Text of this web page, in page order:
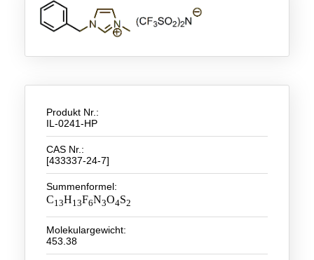
Ionische Flüssigkeiten
3M Products & IoLiTherm
F&E-Dienstleistungen
Neue Produkte
Produkthighlights
Technologie
Ionische Flüssigkeiten
Produkt Nr.:
IL-0241-HP
CAS Nr.:
[433337-24-7]
Summenformel:
C13H13F6N3O4S2
Molekulargewicht:
453.38